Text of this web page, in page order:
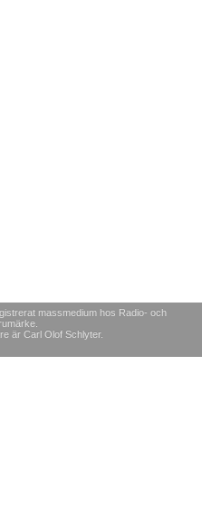
massmedium hos Radio- och
är Carl Olof Schlyter.